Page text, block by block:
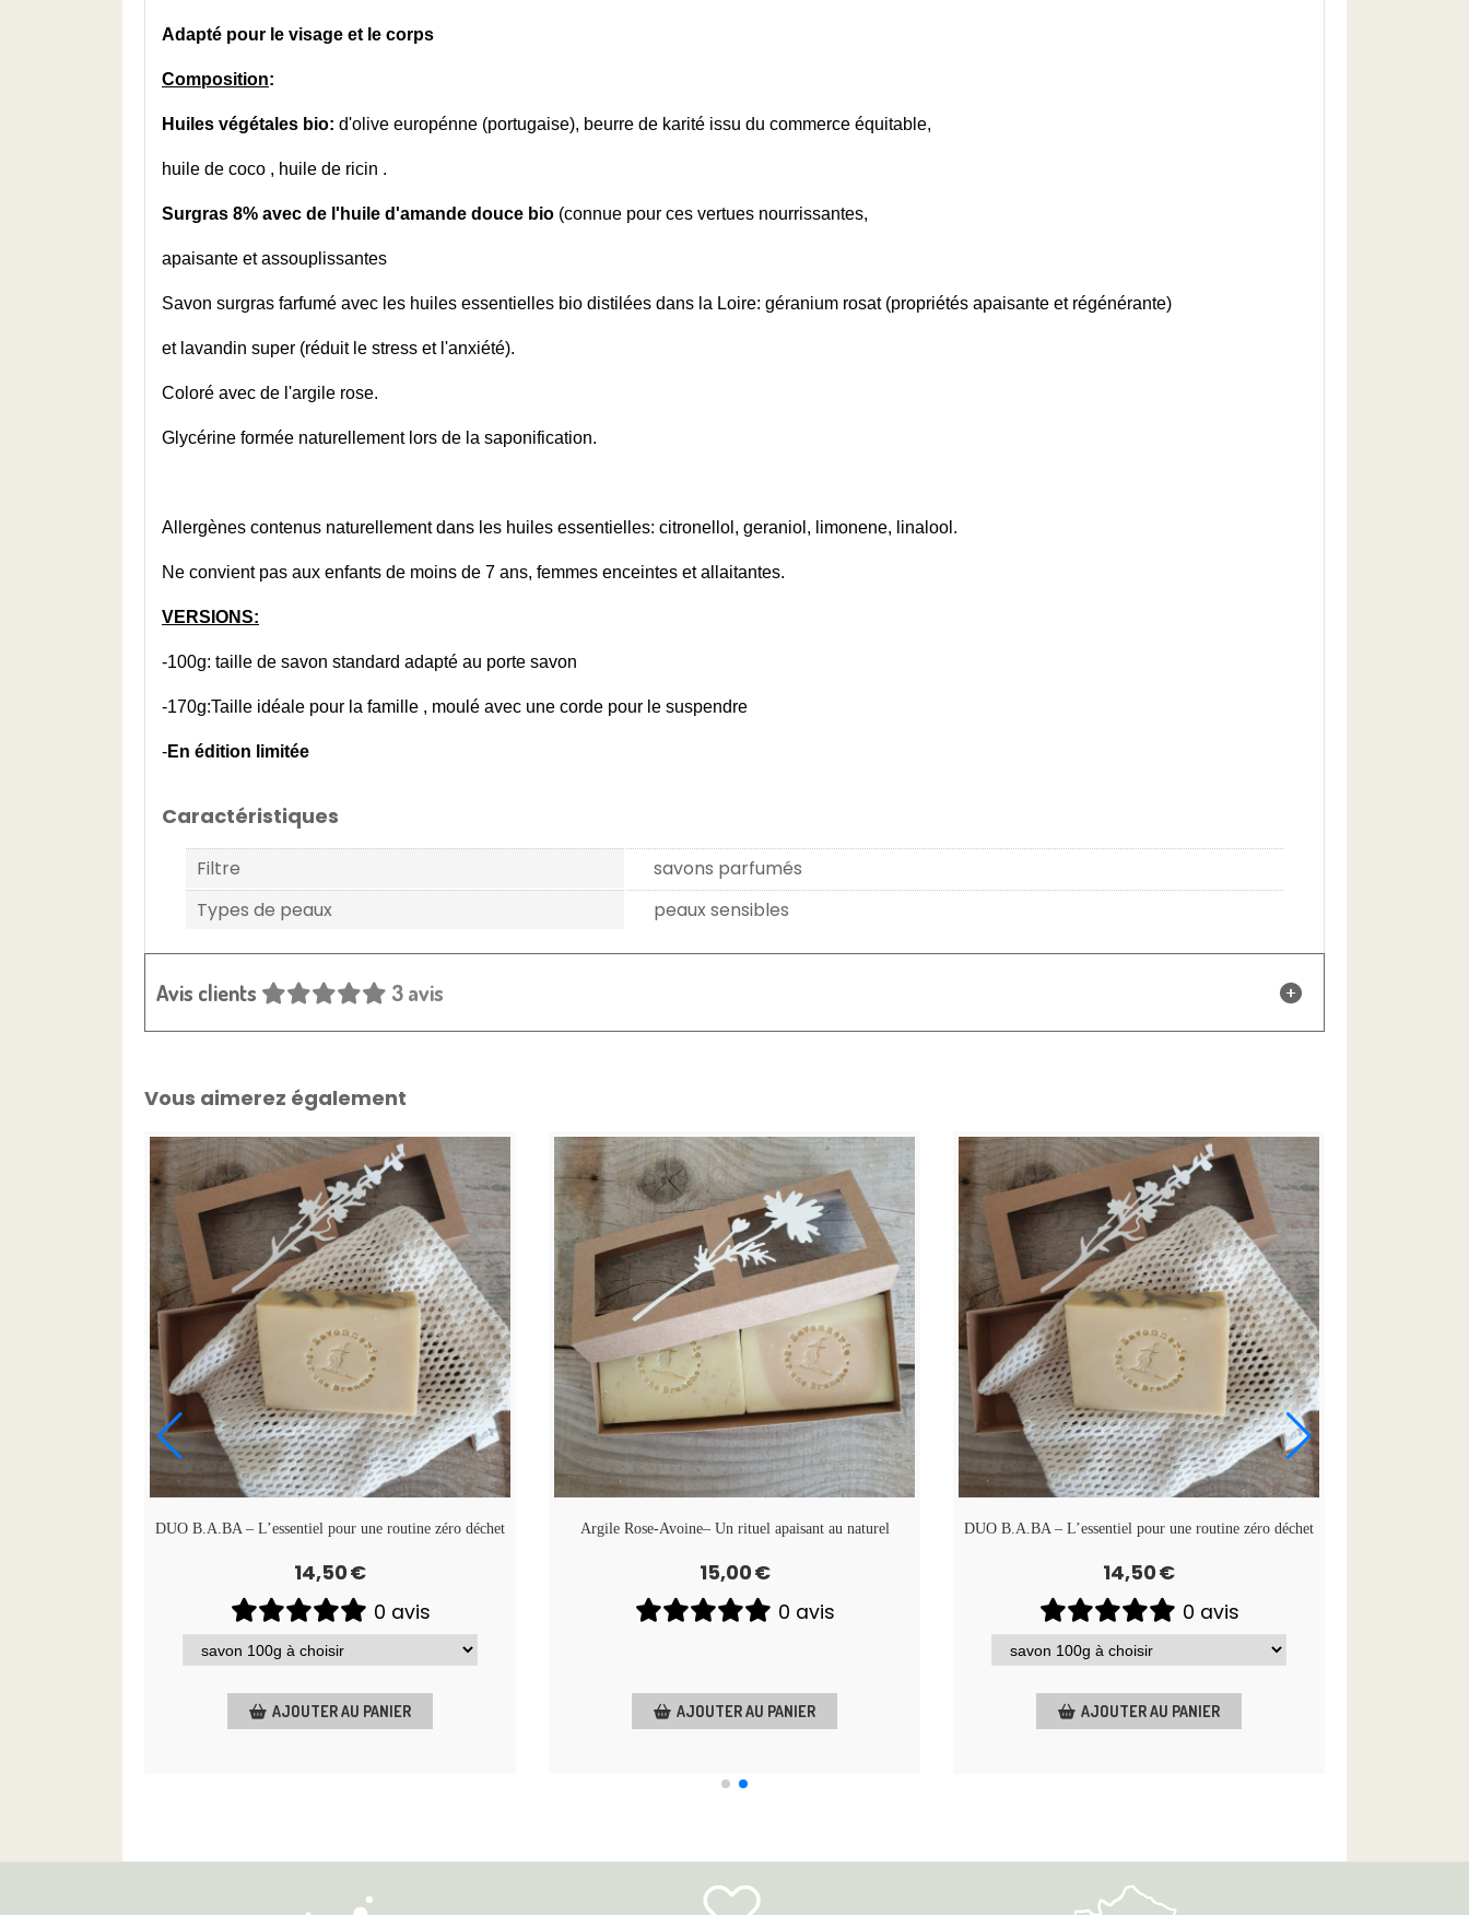
Adapté pour le visage et le corps
Composition:
Huiles végétales bio: d'olive europénne (portugaise), beurre de karité issu du commerce équitable,
huile de coco , huile de ricin .
Surgras 8% avec de l'huile d'amande douce bio (connue pour ces vertues nourrissantes,
apaisante et assouplissantes
Savon surgras farfumé avec les huiles essentielles bio distilées dans la Loire: géranium rosat (propriétés apaisante et régénérante)
et lavandin super (réduit le stress et l'anxiété).
Coloré avec de l'argile rose.
Glycérine formée naturellement lors de la saponification.
Allergènes contenus naturellement dans les huiles essentielles: citronellol, geraniol, limonene, linalool.
Ne convient pas aux enfants de moins de 7 ans, femmes enceintes et allaitantes.
VERSIONS:
-100g: taille de savon standard adapté au porte savon
-170g:Taille idéale pour la famille , moulé avec une corde pour le suspendre
-En édition limitée
Caractéristiques
Filtre
savons parfumés
Types de peaux
peaux sensibles
Avis clients 3 avis
Vous aimerez également
DUO B.A.BA – L’essentiel pour une routine zéro déchet
14,50€
0 avis
AJOUTER AU PANIER
Argile Rose-Avoine– Un rituel apaisant au naturel
15,00€
0 avis
AJOUTER AU PANIER
DUO B.A.BA – L’essentiel pour une routine zéro déchet
14,50€
0 avis
AJOUTER AU PANIER